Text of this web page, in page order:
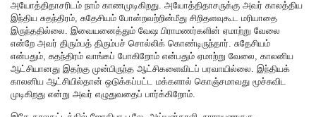
அயோத்திதாசரிடம் நாம் காணமுடிகிறது. அயோத்திதாசருக்கு அவர் காலத்திய
இந்திய சுதந்திரம், சுதேசியம் போன்றவற்றின்மீது சிறிதளவுகூட மரியாதை
இருந்ததில்லை. இவையனைத்தும் வேஷ பிராமணர்களின் ஏமாற்று வேலை
என்றே அவர் திரும்பத் திரும்பச் சொல்லிக் கொண்டிருந்தார். சுதேசியம்
என்பதும், சுதந்திரம் வாங்கப் போகிறோம் என்பதும் ஏமாற்று வேலை, காலனிய
ஆட்சியானது இதற்கு முன்பிருந்த ஆட்சிகளைவிடப் பரவாயில்லை. இந்தியக்
காலனிய ஆட்சியில்தான் ஒடுக்கப்பட்ட மக்களால் கொஞ்சமாவது மூச்சுவிட
முடிகிறது என்று அவர் எழுதுவதைப் பார்க்கிறோம்.